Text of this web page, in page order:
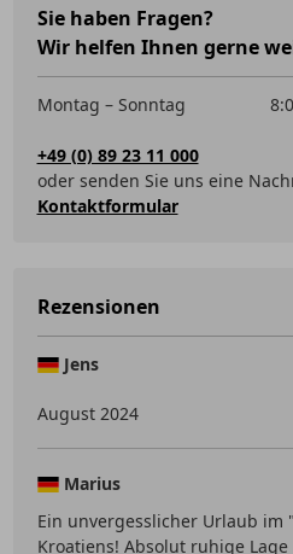
Sie haben Fragen?
Wir helfen Ihnen gerne
Montag – Sonntag
+49 (0) 89 23 11 000
oder senden Sie uns eine
Kontaktformular
Rezensionen
Jens
August 2024
Marius
Ein unvergesslicher Urlaub
Kroatiens! Absolut ruhige